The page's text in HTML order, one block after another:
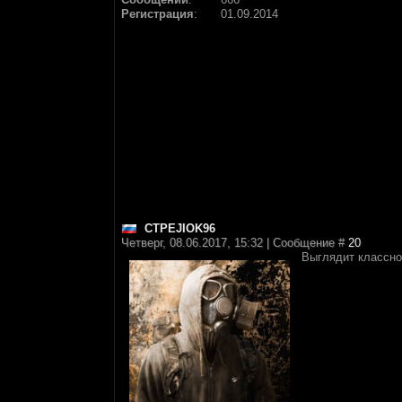
Регистрация: 01.09.2014
CTPEJIOK96
Четверг, 08.06.2017, 15:32 | Сообщение # 20
Выглядит